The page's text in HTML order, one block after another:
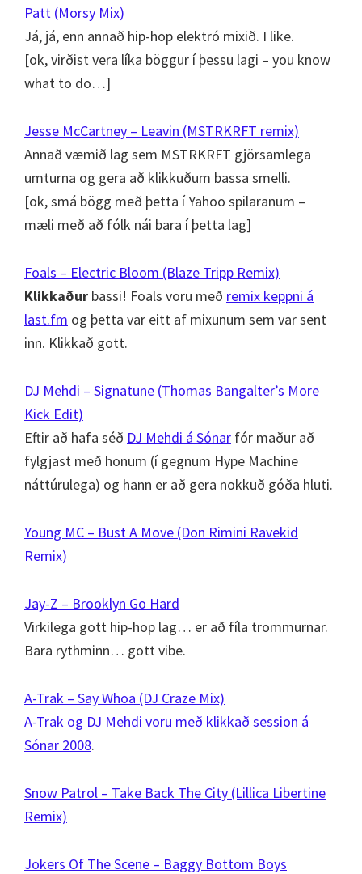
Patt (Morsy Mix)
Já, já, enn annað hip-hop elektró mixið. I like.
[ok, virðist vera líka böggur í þessu lagi – you know
what to do…]
Jesse McCartney – Leavin (MSTRKRFT remix)
Annað væmið lag sem MSTRKRFT gjörsamlega
umturna og gera að klikkuðum bassa smelli.
[ok, smá bögg með þetta í Yahoo spilaranum –
mæli með að fólk nái bara í þetta lag]
Foals – Electric Bloom (Blaze Tripp Remix)
Klikkaður bassi! Foals voru með remix keppni á
last.fm og þetta var eitt af mixunum sem var sent
inn. Klikkað gott.
DJ Mehdi – Signatune (Thomas Bangalter’s More
Kick Edit)
Eftir að hafa séð DJ Mehdi á Sónar fór maður að
fylgjast með honum (í gegnum Hype Machine
náttúrulega) og hann er að gera nokkuð góða hluti.
Young MC – Bust A Move (Don Rimini Ravekid
Remix)
Jay-Z – Brooklyn Go Hard
Virkilega gott hip-hop lag… er að fíla trommurnar.
Bara rythminn… gott vibe.
A-Trak – Say Whoa (DJ Craze Mix)
A-Trak og DJ Mehdi voru með klikkað session á
Sónar 2008.
Snow Patrol – Take Back The City (Lillica Libertine
Remix)
Jokers Of The Scene – Baggy Bottom Boys